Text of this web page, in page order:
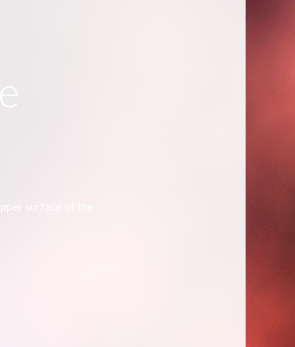
surface of the